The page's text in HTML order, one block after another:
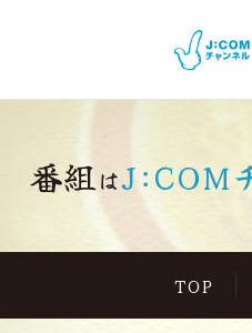
番組はJ:COM
TOP